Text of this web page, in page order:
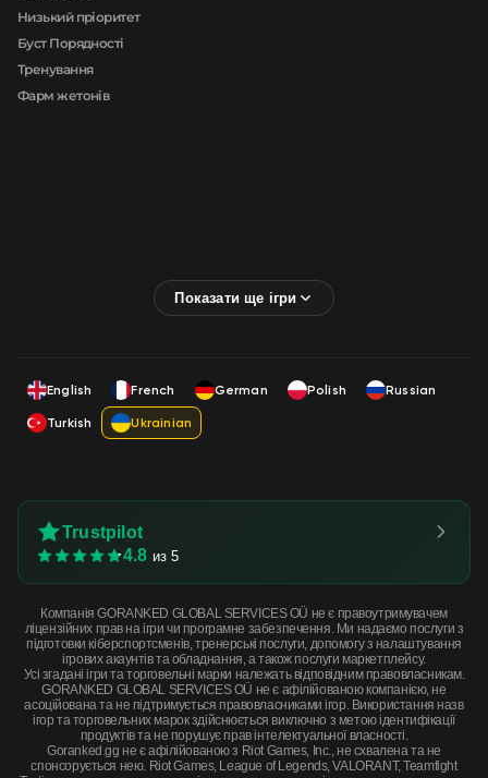
Низький пріоритет
Буст Порядності
Тренування
Фарм жетонів
English French German Polish
Russian
Turkish
Ukrainian
Trustpilot
4.8 из 5
Компанія GORANKED GLOBAL SERVICES OÜ не є правоутримувачем
ліцензійних прав на ігри чи програмне забезпечення. Ми надаємо послуги з
підготовки кіберспортсменів, тренерські послуги, допомогу з налаштування
ігрових акаунтів та обладнання, а також послуги маркетплейсу.
Усі згадані ігри та торговельні марки належать відповідним правовласникам.
GORANKED GLOBAL SERVICES OÜ не є афілійованою компанією, не
асоційована та не підтримується правовласниками ігор. Використання назв
ігор та торговельних марок здійснюється виключно з метою ідентифікації
продуктів та не порушує прав інтелектуальної власності.
Goranked.gg не є афілійованою з Riot Games, Inc., не схвалена та не
спонсорується нею. Riot Games, League of Legends, VALORANT, Teamfight